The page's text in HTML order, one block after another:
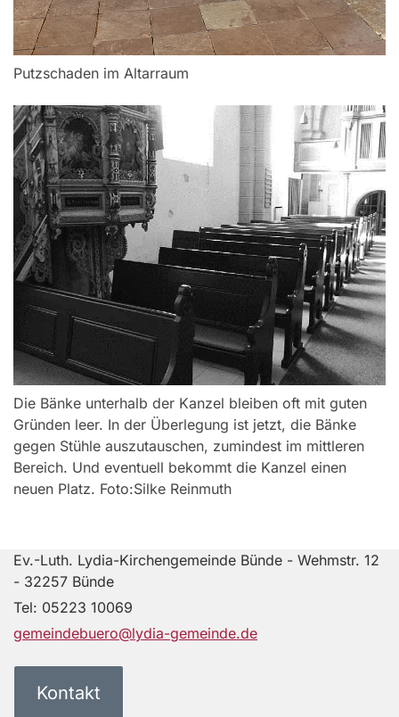
Putzschaden im Altarraum
Die Bänke unterhalb der Kanzel bleiben oft mit guten
Gründen leer. In der Überlegung ist jetzt, die Bänke
gegen Stühle auszutauschen, zumindest im mittleren
Bereich. Und eventuell bekommt die Kanzel einen
neuen Platz. Foto:Silke Reinmuth
Ev.-Luth. Lydia-Kirchengemeinde Bünde - Wehmstr. 12
- 32257 Bünde
Tel: 05223 10069
gemeindebuero@lydia-gemeinde.de
Kontakt